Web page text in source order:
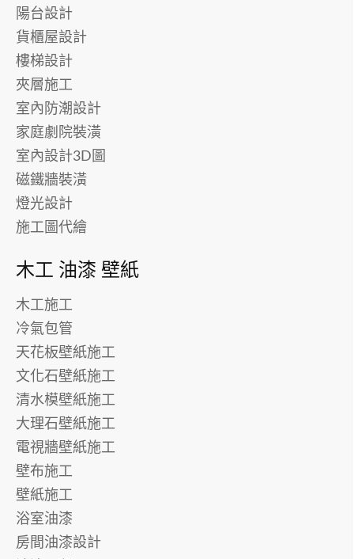
陽台設計
貨櫃屋設計
樓梯設計
夾層施工
室內防潮設計
家庭劇院裝潢
室內設計3D圖
磁鐵牆裝潢
燈光設計
施工圖代繪
木工 油漆 壁紙
木工施工
冷氣包管
天花板壁紙施工
文化石壁紙施工
清水模壁紙施工
大理石壁紙施工
電視牆壁紙施工
壁布施工
壁紙施工
浴室油漆
房間油漆設計